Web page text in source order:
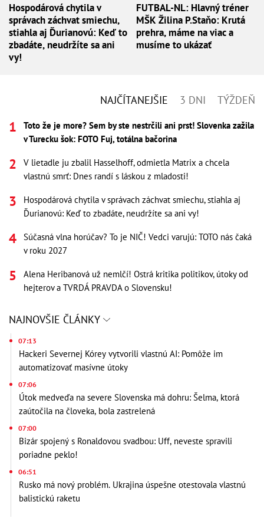
Hospodárová chytila v
správach záchvat smiechu,
stiahla aj Ďurianovú: Keď to
zbadáte, neudržíte sa ani
vy!
FUTBAL-NL: Hlavný tréner
MŠK Žilina P.Staňo: Krutá
prehra, máme na viac a
musíme to ukázať
NAJČÍTANEJŠIE 3 DNI TÝŽDEŇ
Toto že je more? Sem by ste nestrčili ani prst! Slovenka zažila
v Turecku šok: FOTO Fuj, totálna bačorina
V lietadle ju zbalil Hasselhoff, odmietla Matrix a chcela
vlastnú smrť: Dnes randí s láskou z mladosti!
Hospodárová chytila v správach záchvat smiechu, stiahla aj
Ďurianovú: Keď to zbadáte, neudržíte sa ani vy!
Súčasná vlna horúčav? To je NIČ! Vedci varujú: TOTO nás čaká
v roku 2027
Alena Heribanová už nemlčí! Ostrá kritika politikov, útoky od
hejterov a TVRDÁ PRAVDA o Slovensku!
NAJNOVŠIE ČLÁNKY
07:13
Hackeri Severnej Kórey vytvorili vlastnú AI: Pomôže im
automatizovať masívne útoky
07:06
Útok medveďa na severe Slovenska má dohru: Šelma, ktorá
zaútočila na človeka, bola zastrelená
07:00
Bizár spojený s Ronaldovou svadbou: Uff, neveste spravili
poriadne peklo!
06:51
Rusko má nový problém. Ukrajina úspešne otestovala vlastnú
balistickú raketu